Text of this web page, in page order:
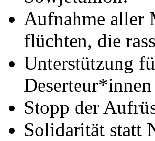
Aufnahme aller
flüchten, die
Unterstützung
Stopp der
Solidarität statt